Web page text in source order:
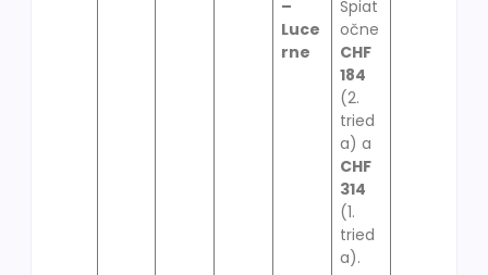
–
Luce
rne
Spiat
očne
CHF
184
(2.
tried
a) a
CHF
314
(1.
tried
a).